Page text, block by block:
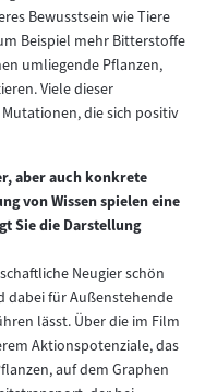
Bewusstsein wie Tiere
Beispiel mehr Bitterstoffe
umliegende Pflanzen,
Viele dieser
die sich positiv
aber auch konkrete
von Wissen spielen eine
Sie die Darstellung
Neugier schön
dabei für Außenstehende
lässt. Über die im Film
Aktionspotenziale, das
auf dem Graphen